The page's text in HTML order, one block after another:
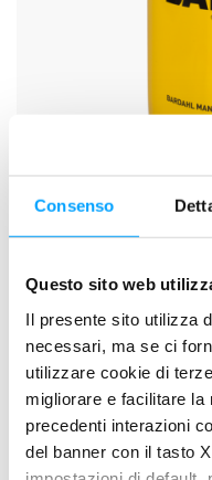
Consenso
Questo sito web
Il presente sito utilizza
necessari, ma se ci
utilizzare cookie di
migliorare e facilitare la
precedenti interazioni
del banner con il tasto
SCHEDA TECNICA
DESCRIZIONE
GEAR TECH C60
lubrificanti EP per
esercizio gravoso. Sono